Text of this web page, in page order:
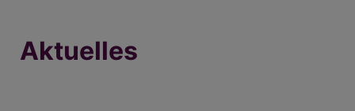
Aktuelles